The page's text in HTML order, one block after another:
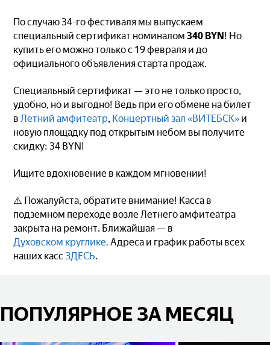
По случаю 34-го фестиваля мы выпускаем
специальный сертификат номиналом340 BYN! Но
купить его можно только с 19 февраля и до
официального объявления старта продаж.
Специальный сертификат — это не только просто,
удобно, но и выгодно! Ведь при его обмене на билет
в Летний амфитеатр, Концертный зал «ВИТЕБСК» и
новую площадку под открытым небом вы получите
скидку: 34 BYN!
Ищите вдохновение в каждом мгновении!
⚠️ Пожалуйста, обратите внимание! Касса в
подземном переходе возле Летнего амфитеатра
закрыта на ремонт. Ближайшая — в
Духовском круглике. Адреса и график работы всех
наших касс ЗДЕСЬ.
ПОПУЛЯРНОЕ ЗА МЕСЯЦ